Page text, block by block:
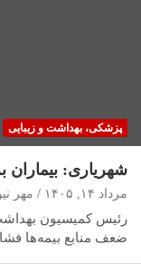
پزشکی، بهداشت و زیبایی
شهریاری: بیماران
مرداد ۱۴, ۱۴۰۵ مهر
رئیس کمیسیون بهداشت
ضعف منابع بیمه‌ها